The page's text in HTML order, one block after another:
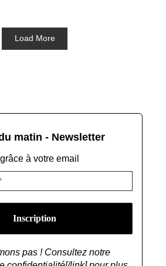
Load More
matin - Newsletter
à votre email
pas ! Consultez notre